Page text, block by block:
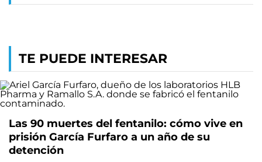
TE PUEDE INTERESAR
Las 90 muertes del fentanilo: cómo vive en
prisión García Furfaro a un año de su
detención